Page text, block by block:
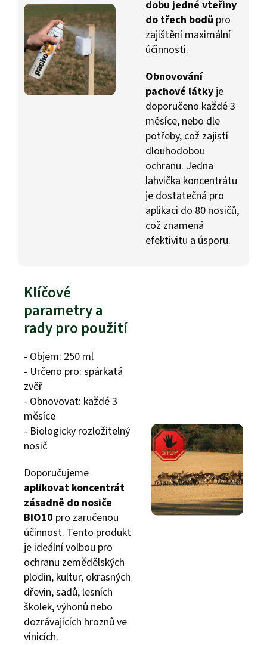
dobu jedné vteřiny
do třech bodů pro
zajištění maximální
účinnosti.
Obnovování
pachové látky je
doporučeno každé 3
měsíce, nebo dle
potřeby, což zajistí
dlouhodobou
ochranu. Jedna
lahvička koncentrátu
je dostatečná pro
aplikaci do 80 nosičů,
což znamená
efektivitu a úsporu.
Klíčové
parametry a
rady pro použití
- Objem: 250 ml
- Určeno pro: spárkatá
zvěř
- Obnovovat: každé 3
měsíce
- Biologicky rozložitelný
nosič
Doporučujeme
aplikovat koncentrát
zásadně do nosiče
BIO10 pro zaručenou
účinnost. Tento produkt
je ideální volbou pro
ochranu zemědělských
plodin, kultur, okrasných
dřevin, sadů, lesních
školek, výhonů nebo
dozrávajících hroznů ve
vinicích.